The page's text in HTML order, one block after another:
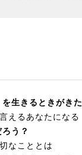
生きるときがきた
えるあなたになる
う？
なこととは